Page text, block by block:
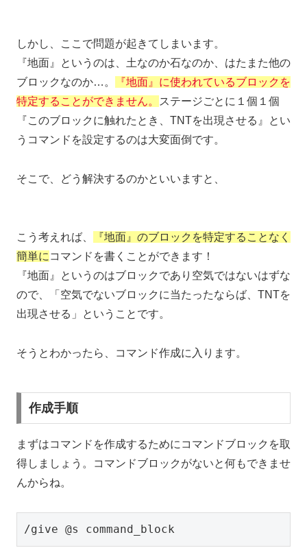
しかし、ここで問題が起きてしまいます。
『地面』というのは、土なのか石なのか、はたまた他の
ブロックなのか…。
『地面』に使われているブロックを
特定することができません。
ステージごとに１個１個
『このブロックに触れたとき、TNTを出現させる』とい
うコマンドを設定するのは大変面倒です。
そこで、どう解決するのかといいますと、
こう考えれば、
『地面』のブロックを特定することなく
簡単に コマンドを書くことができます！
『地面』というのはブロックであり空気ではないはずな
ので、「空気でないブロックに当たったならば、TNTを
出現させる」ということです。
そうとわかったら、コマンド作成に入ります。
作成手順
まずはコマンドを作成するためにコマンドブロックを取
得しましょう。コマンドブロックがないと何もできませ
んからね。
/give @s command_block